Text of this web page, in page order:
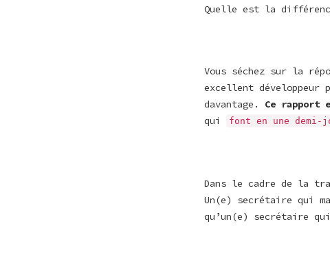
Quelle est la
Vous séchez sur la
excellent développeur
davantage. Ce
qui
font en une demi-
Dans le cadre de la
Un(e) secrétaire qui
qu’un(e) secrétaire